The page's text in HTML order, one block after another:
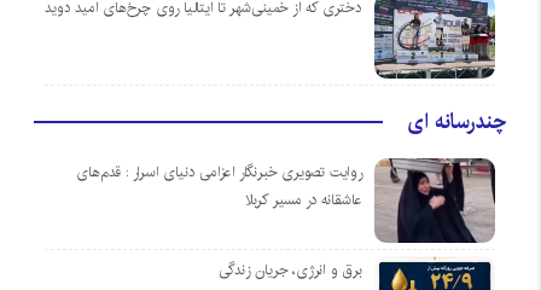
دختری که از خمینی‌شهر تا ایتالیا روی چرخ‌های امید دوید
چندرسانه ای
روایت تصویری خبرنگار اعزامی دنیای اسرار : قدم‌های
عاشقانه در مسیر کربلا
برق و انرژی، جریان زندگی